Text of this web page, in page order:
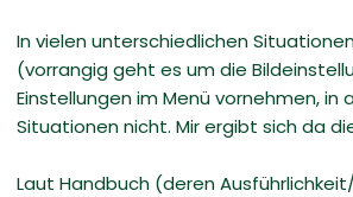
In vielen unterschiedlichen
(vorrangig geht es um die
Einstellungen im Menü vornehmen, in
Situationen nicht. Mir ergibt sich da
Laut Handbuch (deren